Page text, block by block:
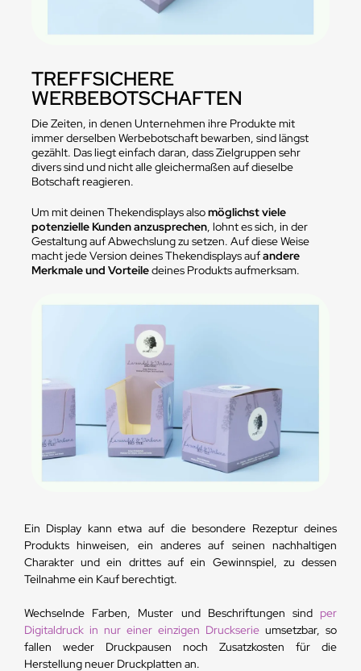
TREFFSICHERE
WERBEBOTSCHAFTEN
Die Zeiten, in denen Unternehmen ihre Produkte mit
immer derselben Werbebotschaft bewarben, sind längst
gezählt. Das liegt einfach daran, dass Zielgruppen sehr
divers sind und nicht alle gleichermaßen auf dieselbe
Botschaft reagieren.
Um mit deinen Thekendisplays alsomöglichst viele
potenzielle Kunden anzusprechen, lohnt es sich, in der
Gestaltung auf Abwechslung zu setzen. Auf diese Weise
macht jede Version deines Thekendisplays aufandere
Merkmale und Vorteiledeines Produkts aufmerksam.
Ein Display kann etwa auf die besondere Rezeptur deines
Produkts hinweisen, ein anderes auf seinen nachhaltigen
Charakter und ein drittes auf ein Gewinnspiel, zu dessen
Teilnahme ein Kauf berechtigt.
Wechselnde Farben, Muster und Beschriftungen sind per
Digitaldruck in nur einer einzigen Druckserie umsetzbar, so
fallen weder Druckpausen noch Zusatzkosten für die
Herstellung neuer Druckplatten an.